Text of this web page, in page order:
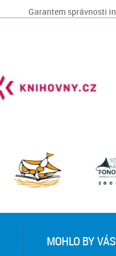
Garantem správnosti
MOHLO BY